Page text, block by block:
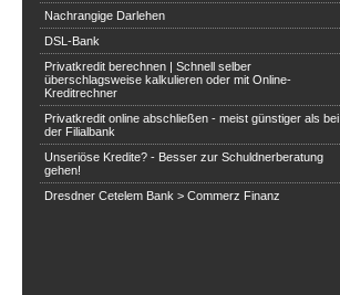
Nachrangige Darlehen
DSL-Bank
Privatkredit berechnen | Schnell selber
überschlagsweise kalkulieren oder mit Online-
Kreditrechner
Privatkredit online abschließen - meist günstiger als bei
der Filialbank
Unseriöse Kredite? - Besser zur Schuldnerberatung
gehen!
Dresdner Cetelem Bank > Commerz Finanz